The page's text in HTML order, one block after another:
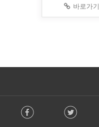
바로가기
o Facebook Twitter